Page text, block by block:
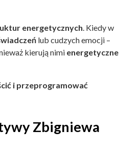
energetycznych. Kiedy w
lub cudzych emocji –
kierują nimi energetyczne
i przeprogramować
Zbigniewa